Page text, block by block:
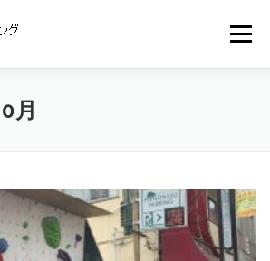
メニュー
積り
月